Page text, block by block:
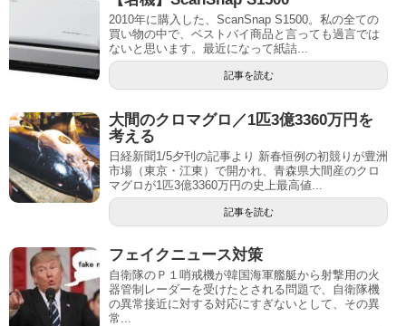
2010年に購入した、ScanSnap S1500。私の全ての
買い物の中で、ベストバイ商品と言っても過言では
ないと思います。最近になって紙詰...
記事を読む
大間のクロマグロ／1匹3億3360万円を
考える
日経新聞1/5夕刊の記事より 新春恒例の初競りが豊洲
市場（東京・江東）で開かれ、青森県大間産のクロ
マグロが1匹3億3360万円の史上最高値...
記事を読む
フェイクニュース対策
自衛隊のＰ１哨戒機が韓国海軍艦艇から射撃用の火
器管制レーダーを受けたとされる問題で、自衛隊機
の異常接近に対する対応にすぎないとして、その異
常...